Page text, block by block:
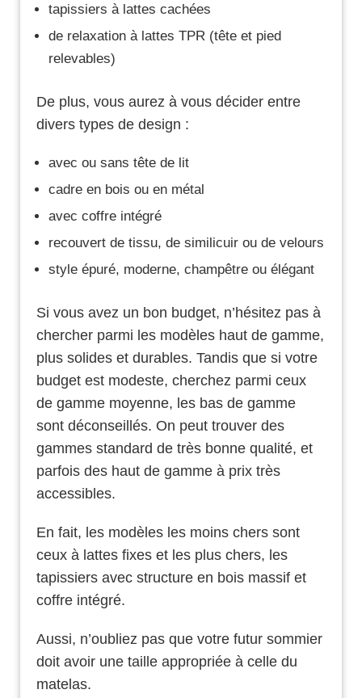
tapissiers à lattes cachées
de relaxation à lattes TPR (tête et pied
relevables)
De plus, vous aurez à vous décider entre
divers types de design :
avec ou sans tête de lit
cadre en bois ou en métal
avec coffre intégré
recouvert de tissu, de similicuir ou de velours
style épuré, moderne, champêtre ou élégant
Si vous avez un bon budget, n’hésitez pas à
chercher parmi les modèles haut de gamme,
plus solides et durables. Tandis que si votre
budget est modeste, cherchez parmi ceux
de gamme moyenne, les bas de gamme
sont déconseillés. On peut trouver des
gammes standard de très bonne qualité, et
parfois des haut de gamme à prix très
accessibles.
En fait, les modèles les moins chers sont
ceux à lattes fixes et les plus chers, les
tapissiers avec structure en bois massif et
coffre intégré.
Aussi, n’oubliez pas que votre futur sommier
doit avoir une taille appropriée à celle du
matelas.